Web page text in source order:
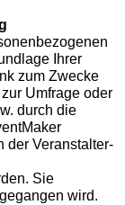
Ihrer
zum Zwecke
Umfrage oder
durch die
der Veranstalter-
Sie
wird.